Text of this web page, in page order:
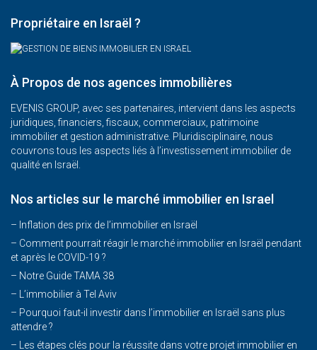
Propriétaire en Israël ?
À Propos de nos agences immobilières
EVENIS GROUP, avec ses partenaires, intervient dans les aspects
juridiques, financiers, fiscaux, commerciaux, patrimoine
immobilier et gestion administrative. Pluridisciplinaire, nous
couvrons tous les aspects liés à l’investissement immobilier de
qualité en Israël.
Nos articles sur le marché immobilier en Israel
– Inflation des prix de l’immobilier en Israël
– Comment pourrait réagir le marché immobilier en Israël pendant
et après le COVID-19 ?
– Notre Guide TAMA 38
–
L’immobilier à Tel Aviv
– Pourquoi faut-il investir dans l’immobilier en Israël sans plus
attendre ?
– Les étapes clés pour la réussite dans votre projet immobilier en